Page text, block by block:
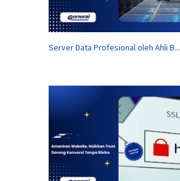
Server Data Profesional oleh Ahli B...